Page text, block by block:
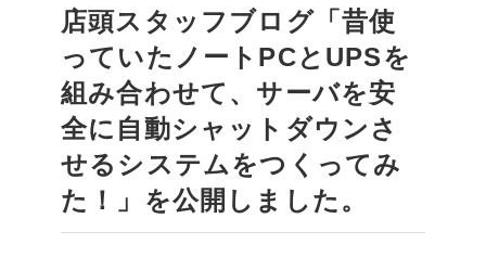
店頭スタッフブログ「昔使
っていたノートPCとUPSを
組み合わせて、サーバを安
全に自動シャットダウンさ
せるシステムをつくってみ
た！」を公開しました。